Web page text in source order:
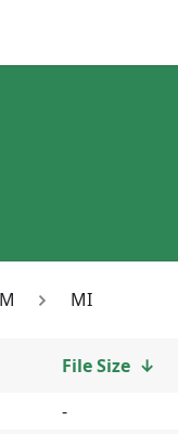
M MI
File Size ↓
-